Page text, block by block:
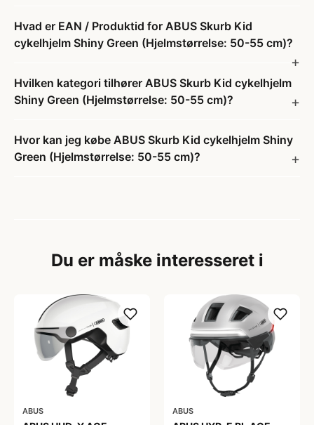
Hvad er EAN / Produktid for ABUS Skurb Kid
cykelhjelm Shiny Green (Hjelmstørrelse: 50-55 cm)?
Hvilken kategori tilhører ABUS Skurb Kid cykelhjelm
Shiny Green (Hjelmstørrelse: 50-55 cm)?
Hvor kan jeg købe ABUS Skurb Kid cykelhjelm Shiny
Green (Hjelmstørrelse: 50-55 cm)?
Du er måske interesseret i
ABUS ABUS